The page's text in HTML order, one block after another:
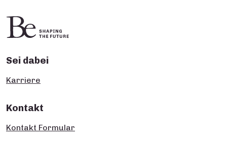
Sei dabei
Karriere
Kontakt
Kontakt Formular